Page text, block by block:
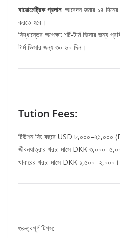
বায়োমেট্রিক প্রদান: আবেদন জমার ১৪ দিনের
করতে হবে।
সিদ্ধান্তের অপেক্ষা: শর্ট-টার্ম ভিসার জন্য
টার্ম ভিসার জন্য ৩০-৬০ দিন।
Tution Fees:
টিউশন ফি: বছরে USD ৮,০০০–২১,০০০
জীবনযাত্রার খরচ: মাসে DKK
খাবারের খরচ: মাসে DKK ১,৫০০–২,০০০।
গুরুত্বপূর্ণ টিপস: